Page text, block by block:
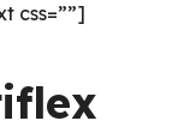
css=””]